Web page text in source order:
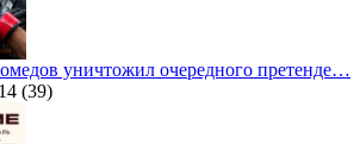
уничтожил очередного претенде…
(39)